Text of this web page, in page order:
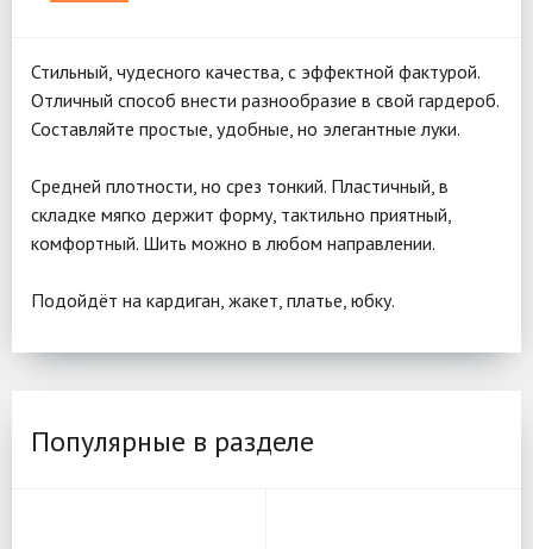
Стильный, чудесного качества, с эффектной фактурой.
Отличный способ внести разнообразие в свой гардероб.
Составляйте простые, удобные, но элегантные луки.
Средней плотности, но срез тонкий. Пластичный, в
складке мягко держит форму, тактильно приятный,
комфортный. Шить можно в любом направлении.
Подойдёт на кардиган, жакет, платье, юбку.
Популярные в разделе